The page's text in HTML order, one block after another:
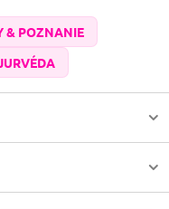
& POZNANIE